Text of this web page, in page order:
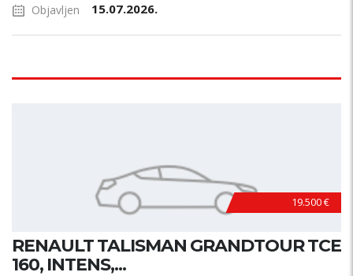
Objavljen 15.07.2026.
19.500 €
RENAULT TALISMAN GRANDTOUR TCE
160, INTENS,...